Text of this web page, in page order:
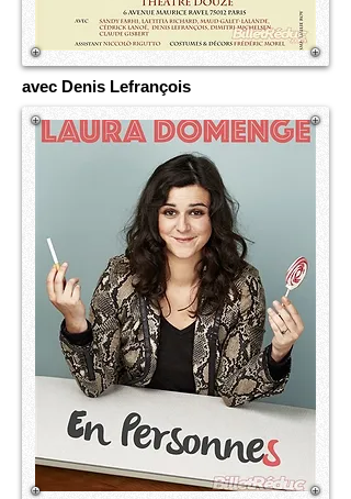
avec Denis Lefrançois